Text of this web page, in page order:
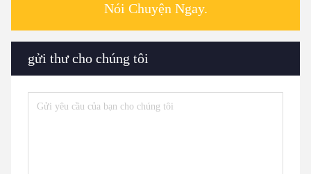
Nói Chuyện Ngay.
gửi thư cho chúng tôi